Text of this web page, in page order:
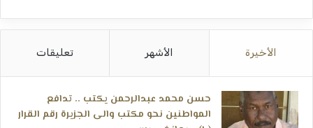
الأخيرة الأشهر تعليقات
حسن محمد عبدالرحمن يكتب .. تدافع
المواطنين نحو مكتب والى الجزيرة رقم القرار